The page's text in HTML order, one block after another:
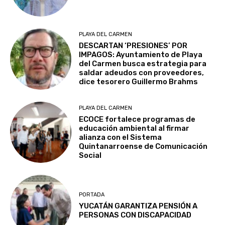
PLAYA DEL CARMEN
DESCARTAN ‘PRESIONES’ POR
IMPAGOS: Ayuntamiento de Playa
del Carmen busca estrategia para
saldar adeudos con proveedores,
dice tesorero Guillermo Brahms
PLAYA DEL CARMEN
ECOCE fortalece programas de
educación ambiental al firmar
alianza con el Sistema
Quintanarroense de Comunicación
Social
PORTADA
YUCATÁN GARANTIZA PENSIÓN A
PERSONAS CON DISCAPACIDAD